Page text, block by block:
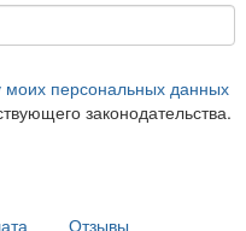
моих персональных данных
законодательства.
Отзывы